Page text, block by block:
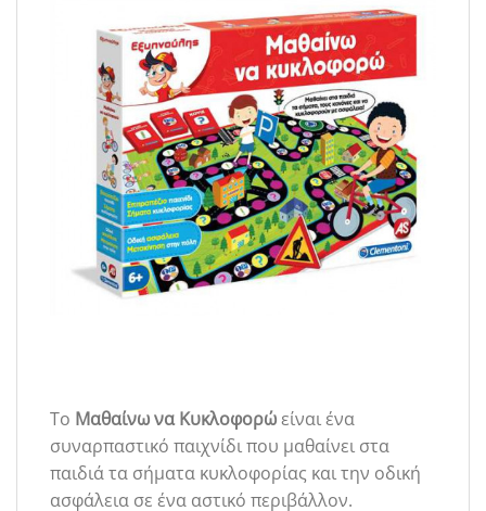
Το Μαθαίνω να Κυκλοφορώείναι ένα
συναρπαστικό παιχνίδι που μαθαίνει στα
παιδιά τα σήματα κυκλοφορίας και την οδική
ασφάλεια σε ένα αστικό περιβάλλον.